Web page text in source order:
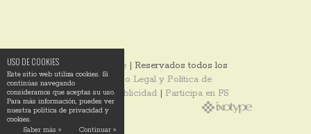
USO DE COOKIES
Este sitio web utiliza cookies. Si
continúas navegando
consideramos que aceptas su uso.
Para más información, puedes ver
nuestra política de privacidad y
cookies.
Saber más »
Continuar »
© 2014 Ixotype | Reservados todos los
derechos |Aviso Legal y Política de
Privacidad|Publicidad | Participa en FS